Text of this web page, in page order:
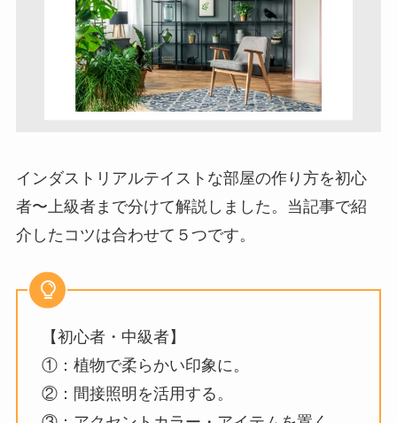
インダストリアルテイストな部屋の作り方を初心
者〜上級者まで分けて解説しました。当記事で紹
介したコツは合わせて５つです。
【初心者・中級者】
①：植物で柔らかい印象に。
②：間接照明を活用する。